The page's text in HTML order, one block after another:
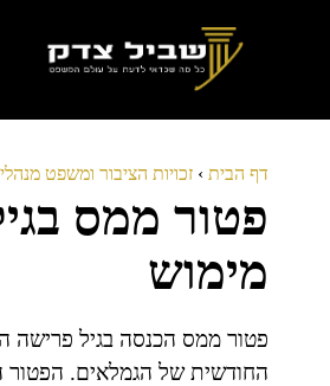
דף הבית › זכויות הציבור ומשפט מנהלי
פטור ממס
מימוש
פטור ממס הכנסה בגיל פרישה
החודשית של הגמלאים. הפטור